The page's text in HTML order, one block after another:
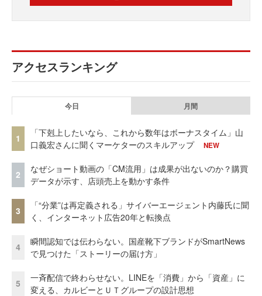
アクセスランキング
今日 月間
1
「下剋上したいなら、これから数年はボーナスタイム」山
口義宏さんに聞くマーケターのスキルアップ
NEW
2
なぜショート動画の「CM流用」は成果が出ないのか？購買
データが示す、店頭売上を動かす条件
3
「“分業”は再定義される」サイバーエージェント内藤氏に聞
く、インターネット広告20年と転換点
4
瞬間認知では伝わらない。国産靴下ブランドがSmartNews
で見つけた「ストーリーの届け方」
5
一斉配信で終わらせない。LINEを「消費」から「資産」に
変える、カルビーとＵＴグループの設計思想